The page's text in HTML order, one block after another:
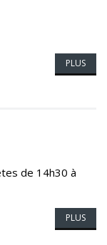
PLUS
de 14h30 à
PLUS